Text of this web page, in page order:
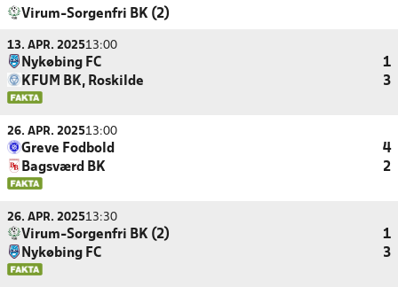
Virum-Sorgenfri BK (2)
13. APR. 202513:00
Nykøbing FC
1
KFUM BK, Roskilde
3
26. APR. 202513:00
Greve Fodbold
4
Bagsværd BK
2
26. APR. 202513:30
Virum-Sorgenfri BK (2)
1
Nykøbing FC
3